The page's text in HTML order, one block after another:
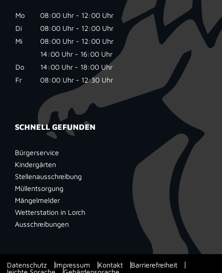
Mo
08:00 Uhr - 12:00 Uhr
Di
08:00 Uhr - 12:00 Uhr
Mi
08:00 Uhr - 12:00 Uhr
14:00 Uhr - 16:00 Uhr
Do
14:00 Uhr - 18:00 Uhr
Fr
08:00 Uhr - 12:30 Uhr
SCHNELL GEFUNDEN
Bürgerservice
Kindergärten
Stellenausschreibung
Müllentsorgung
Mängelmelder
Wetterstation in Lorch
Ausschreibungen
Datenschutz Impressum Kontakt
Barrierefreiheit